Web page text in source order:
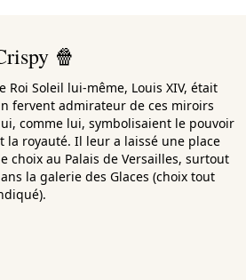
🍿
Roi Soleil lui-même, Louis XIV, était
fervent admirateur de ces miroirs
comme lui, symbolisaient le pouvoir
la royauté. Il leur a laissé une place
choix au Palais de Versailles, surtout
la galerie des Glaces (choix tout